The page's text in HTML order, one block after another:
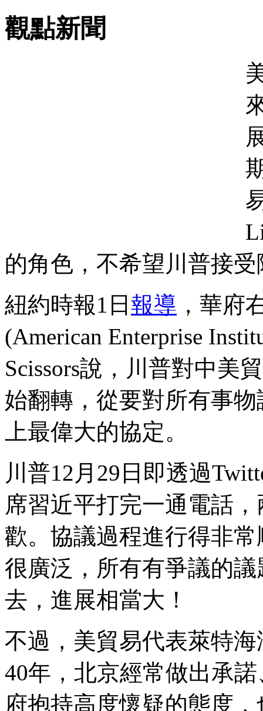
觀點新聞
的角色，不希望川普接
紐約時報1日 報導 ，華府
(American Enterprise
Scissors說，川普對中美
始翻轉，從要對所有事
上最偉大的協定。
川普12月29日即透過
席習近平打完一通電話
歡。協議過程進行得非
很廣泛，所有有爭議的
去，進展相當大！
不過，美貿易代表萊特
40年，北京經常做出承
府抱持高度懷疑的態度